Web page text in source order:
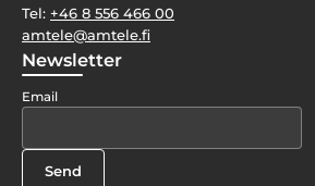
Tel: +46 8 556 466 00
amtele@amtele.fi
Newsletter
Email